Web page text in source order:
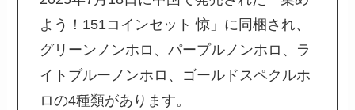
よう！151コインセット 惊」に同梱され、
グリーンノンホロ、パープルノンホロ、ラ
イトブルーノンホロ、ゴールドスペクルホ
ロの4種類があります。